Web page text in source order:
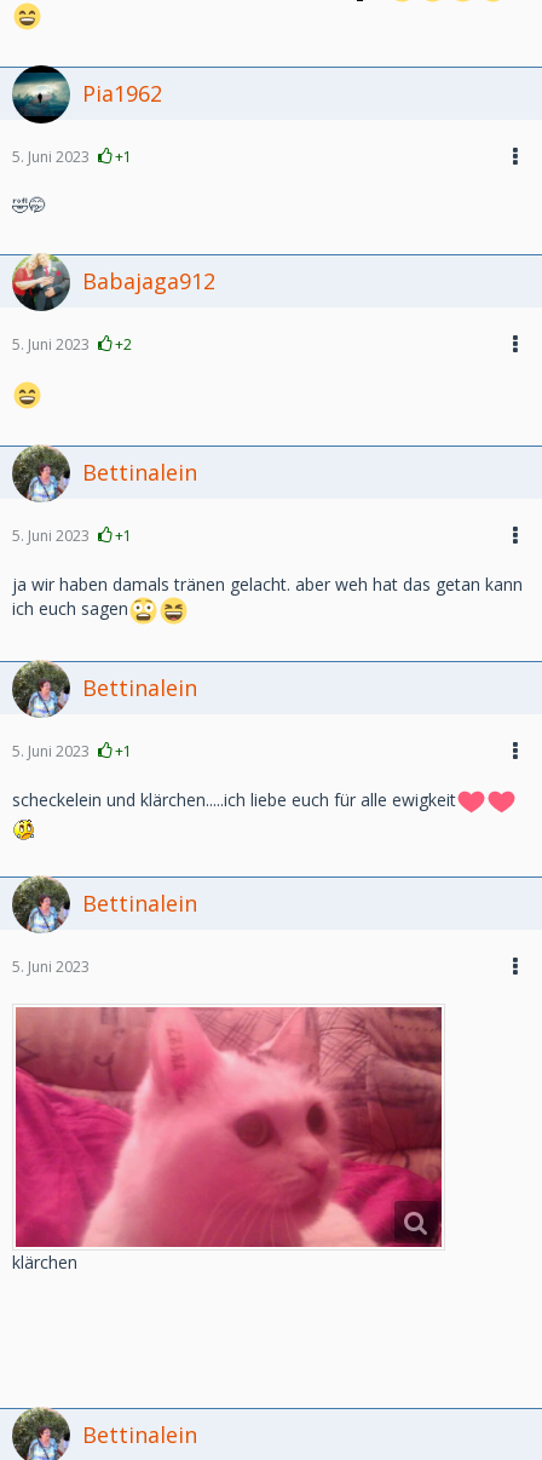
Pia1962
5. Juni 2023 +1
🤣🤭
Babajaga912
5. Juni 2023 +2
Bettinalein
5. Juni 2023 +1
ja wir haben damals tränen gelacht. aber weh hat das getan kann
ich euch sagen
Bettinalein
5. Juni 2023 +1
scheckelein und klärchen.....ich liebe euch für alle ewigkeit
Bettinalein
5. Juni 2023
klärchen
Bettinalein